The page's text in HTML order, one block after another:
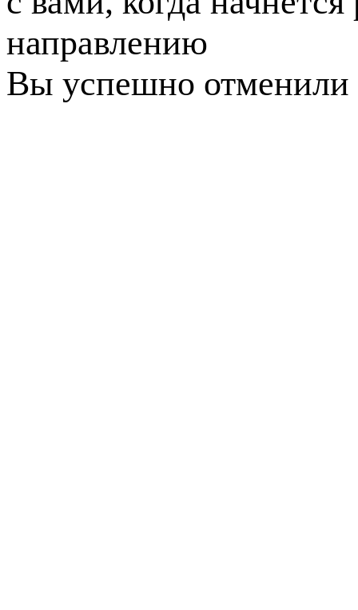
направлению
Вы успешно отменили